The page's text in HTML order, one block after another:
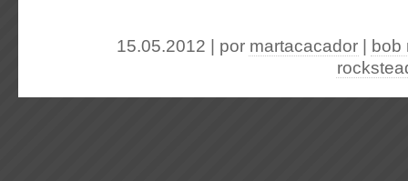
15.05.2012 | por martacacador
bob